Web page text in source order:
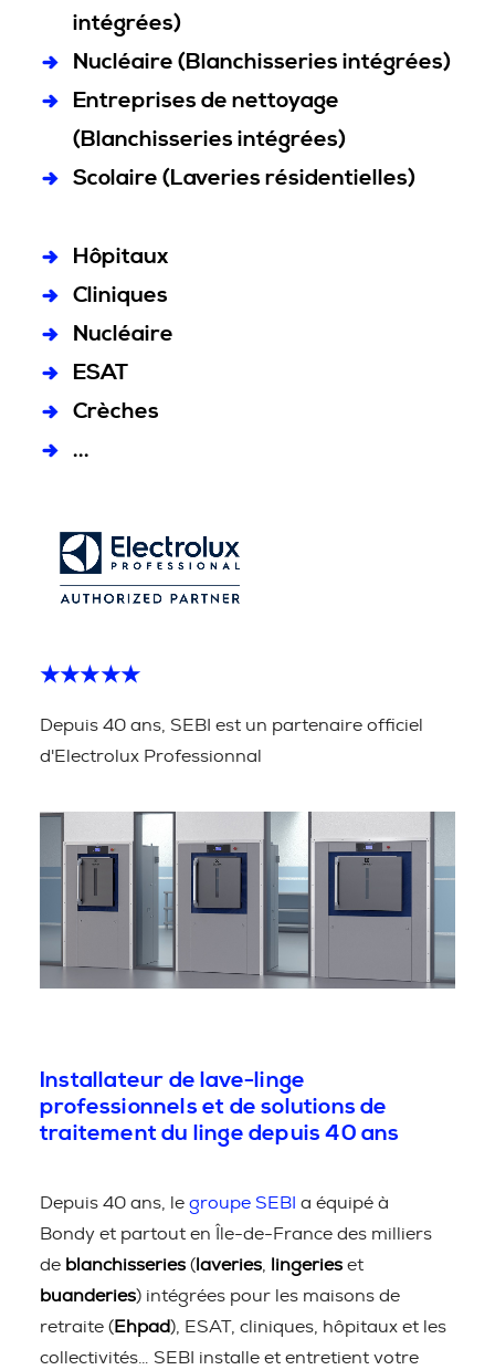
intégrées)
Nucléaire (Blanchisseries intégrées)
Entreprises de nettoyage
(Blanchisseries intégrées)
Scolaire (Laveries résidentielles)
Hôpitaux
Cliniques
Nucléaire
ESAT
Crèches
...
★★★★★
Depuis 40 ans, SEBI est un partenaire officiel
d'Electrolux Professionnal
Installateur de lave-linge
professionnels et de solutions de
traitement du linge depuis 40 ans
Depuis 40 ans, le groupe SEBI a équipé à
Bondy et partout en Île-de-France des milliers
de blanchisseries ( laveries lingeries et
buanderies) intégrées pour les maisons de
retraite (Ehpad), ESAT, cliniques, hôpitaux et les
collectivités… SEBI installe et entretient votre